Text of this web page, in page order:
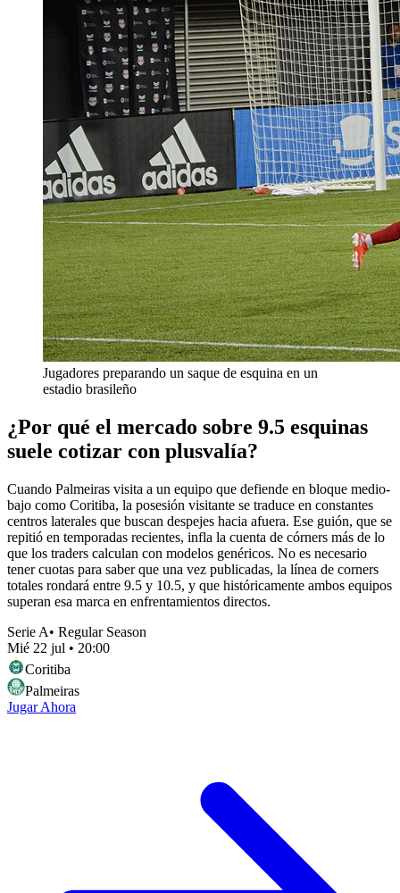
Jugadores preparando un saque de esquina en un
estadio brasileño
¿Por qué el mercado sobre 9.5 esquinas
suele cotizar con plusvalía?
Cuando Palmeiras visita a un equipo que defiende en bloque medio-
bajo como Coritiba, la posesión visitante se traduce en constantes
centros laterales que buscan despejes hacia afuera. Ese guión, que se
repitió en temporadas recientes, infla la cuenta de córners más de lo
que los traders calculan con modelos genéricos. No es necesario
tener cuotas para saber que una vez publicadas, la línea de corners
totales rondará entre 9.5 y 10.5, y que históricamente ambos equipos
superan esa marca en enfrentamientos directos.
Serie A• Regular Season
Mié 22 jul • 20:00
Coritiba
Palmeiras
Jugar Ahora